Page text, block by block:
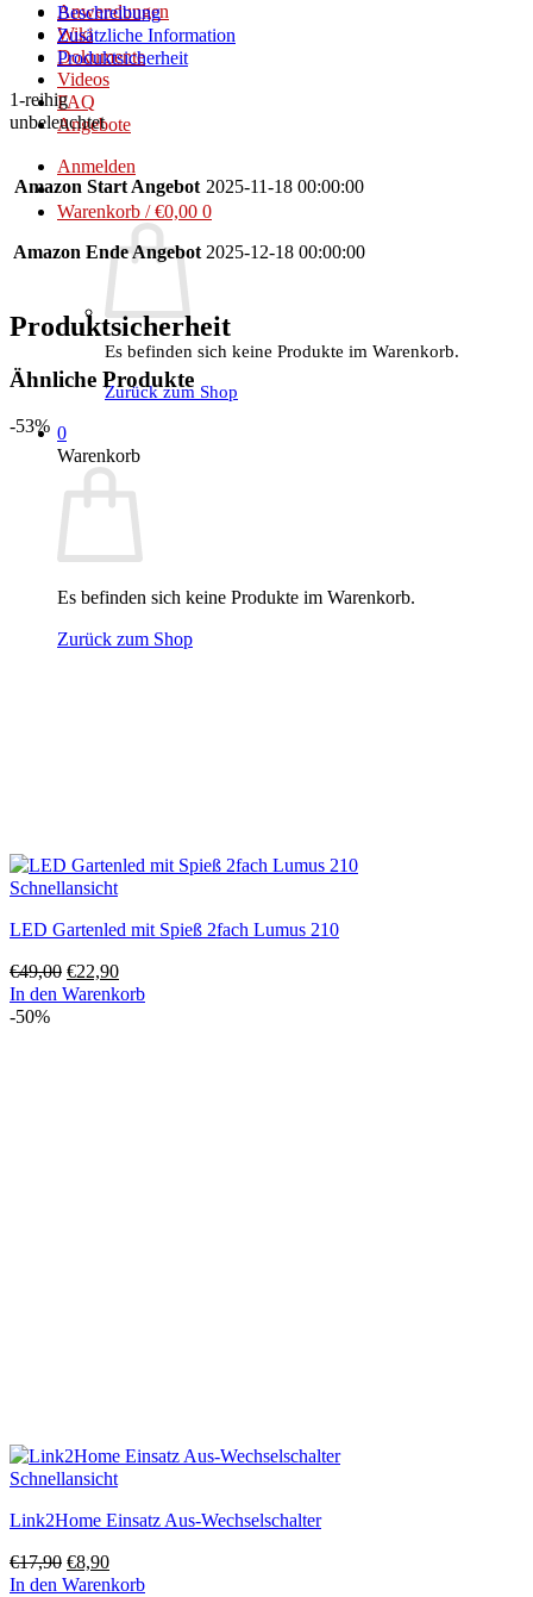
Anwendungen
Wiki
Dokumente
Videos
FAQ
Angebote
Anmelden
Warenkorb /€0,00 0
Es befinden sich keine Produkte im Warenkorb.
Zurück zum Shop
0
Warenkorb
Es befinden sich keine Produkte im Warenkorb.
Zurück zum Shop
Beschreibung
Zusätzliche Information
Produktsicherheit
1-reihig
unbeleuchtet
Amazon Start Angebot 2025-11-18 00:00:00
Amazon Ende Angebot 2025-12-18 00:00:00
Produktsicherheit
Ähnliche Produkte
-53%
Schnellansicht
LED Gartenled mit Spieß 2fach Lumus 210
€49,00 Ursprünglicher
Preis
€22,90Aktueller
Preis
In den Warenkorb
-50%
Schnellansicht
Link2Home Einsatz Aus-Wechselschalter
€17,90 Ursprünglicher
Preis
€8,90Aktueller
Preis
In den Warenkorb